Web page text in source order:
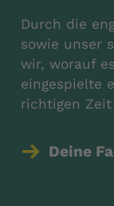
Durch die
sowie unser
wir, worauf
eingespielte
richtigen
Deine